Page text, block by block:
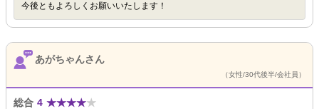
今後ともよろしくお願いいたします！
あがちゃんさん
（女性/30代後半/会社員）
総合 4 ★★★★★